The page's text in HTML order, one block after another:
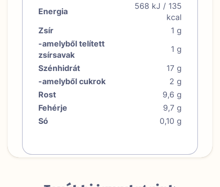
Energia
568 kJ / 135
kcal
Zsír
1 g
-amelyből telített
zsírsavak
1 g
Szénhidrát
17 g
-amelyből cukrok
2 g
Rost
9,6 g
Fehérje
9,7 g
Só
0,10 g